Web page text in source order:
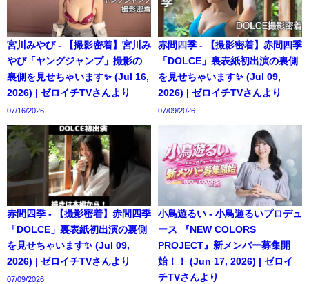
宮川みやび - 【撮影密着】宮川み
やび「ヤングジャンプ」撮影の
裏側を見せちゃいます✨ (Jul 16,
2026) | ゼロイチTVさんより
07/16/2026
赤間四季 - 【撮影密着】赤間四季
「DOLCE」裏表紙初出演の裏側
を見せちゃいます✨ (Jul 09,
2026) | ゼロイチTVさんより
07/09/2026
赤間四季 - 【撮影密着】赤間四季
「DOLCE」裏表紙初出演の裏側
を見せちゃいます✨ (Jul 09,
2026) | ゼロイチTVさんより
07/09/2026
小鳥遊るい - 小鳥遊るいプロデュ
ース 『NEW COLORS
PROJECT』新メンバー募集開
始！！ (Jun 17, 2026) | ゼロイ
チTVさんより